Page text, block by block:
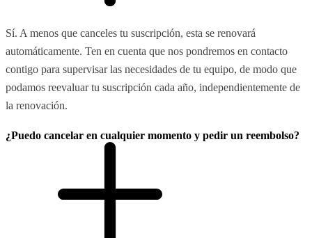
Sí. A menos que canceles tu suscripción, esta se renovará
automáticamente. Ten en cuenta que nos pondremos en contacto
contigo para supervisar las necesidades de tu equipo, de modo que
podamos reevaluar tu suscripción cada año, independientemente de
la renovación.
¿Puedo cancelar en cualquier momento y pedir un reembolso?